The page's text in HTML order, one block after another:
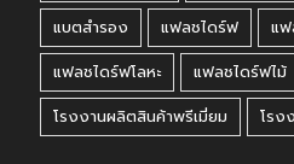
แบตสำรอง
แฟลชไดร์ฟ
แฟ
แฟลชไดร์ฟโลหะ
แฟลชไดร์ฟไม้
โรงงานผลิตสินค้าพรีเมี่ยม
โรง